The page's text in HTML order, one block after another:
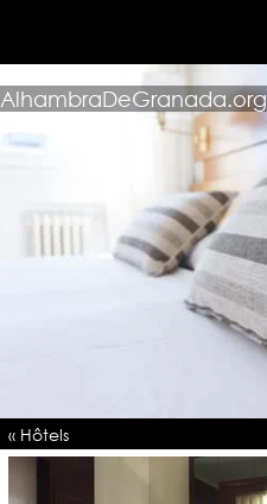
AlhambraDeGranada.org
« Hôtels